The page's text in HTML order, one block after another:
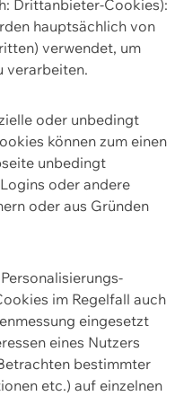
Drittanbieter-Cookies):
hauptsächlich von
verwendet, um
verarbeiten.
oder unbedingt
können zum einen
unbedingt
oder andere
oder aus Gründen
im Regelfall auch
eingesetzt
eines Nutzers
bestimmter
etc.) auf einzelnen